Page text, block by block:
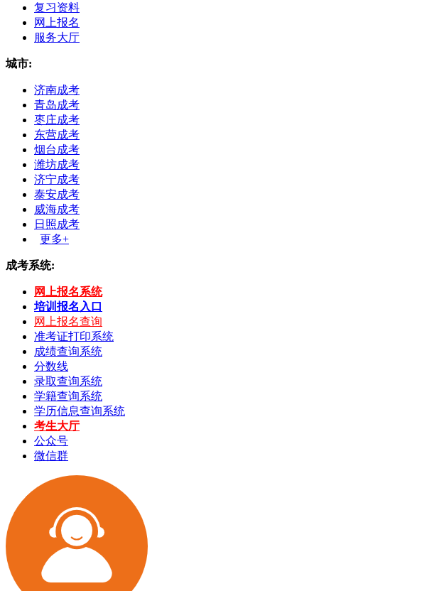
复习资料
网上报名
服务大厅
城市:
济南成考
青岛成考
枣庄成考
东营成考
烟台成考
潍坊成考
济宁成考
泰安成考
威海成考
日照成考
更多+
成考系统:
网上报名系统
培训报名入口
网上报名查询
准考证打印系统
成绩查询系统
分数线
录取查询系统
学籍查询系统
学历信息查询系统
考生大厅
公众号
微信群